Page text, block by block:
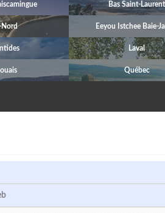
Bas Saint-Laurent
Nord Eeyou Istchee Baie-
Laval
Québec